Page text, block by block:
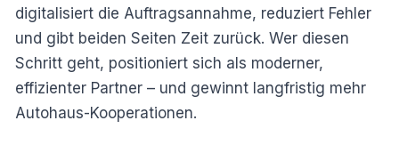
digitalisiert die Auftragsannahme, reduziert Fehler
und gibt beiden Seiten Zeit zurück. Wer diesen
Schritt geht, positioniert sich als moderner,
effizienter Partner – und gewinnt langfristig mehr
Autohaus-Kooperationen.